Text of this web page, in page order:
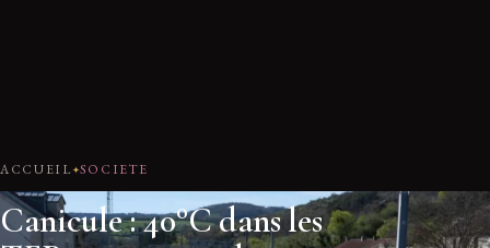
ACCUEIL SOCIETE
Canicule : 40°C dans les